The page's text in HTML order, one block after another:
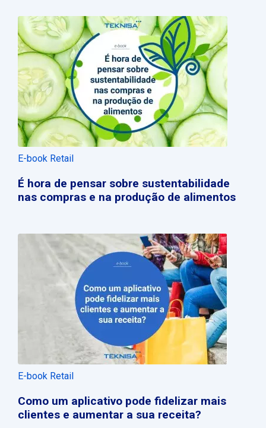
E-book Retail
É hora de pensar sobre sustentabilidade
nas compras e na produção de alimentos
E-book Retail
Como um aplicativo pode fidelizar mais
clientes e aumentar a sua receita?